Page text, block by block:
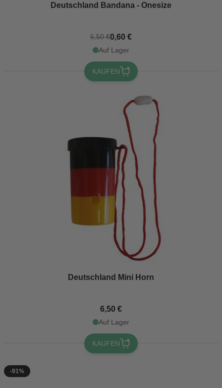
Deutschland Bandana - Onesize
6,50 €0,60 €
Auf Lager
KAUFEN
Deutschland Mini Horn
6,50 €
Auf Lager
KAUFEN
-91%